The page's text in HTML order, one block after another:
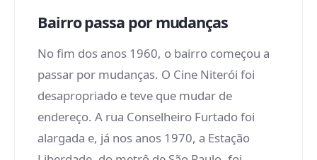
Bairro passa por mudanças
No fim dos anos 1960, o bairro começou a
passar por mudanças. O Cine Niterói foi
desapropriado e teve que mudar de
endereço. A rua Conselheiro Furtado foi
alargada e, já nos anos 1970, a Estação